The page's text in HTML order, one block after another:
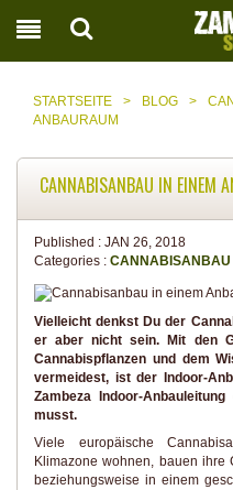
STARTSEITE > BLOG >
ANBAURAUM
CANNABISANBAU IN EINEM
Published : JAN 26, 2018
Categories : CANNABISANBAU
Vielleicht denkst Du der
er aber nicht sein. Mit den
Cannabispflanzen und dem
vermeidest, ist der Indoor-
Zambeza Indoor-
musst.
Viele europäische
Klimazone wohnen, bauen
beziehungsweise in einem